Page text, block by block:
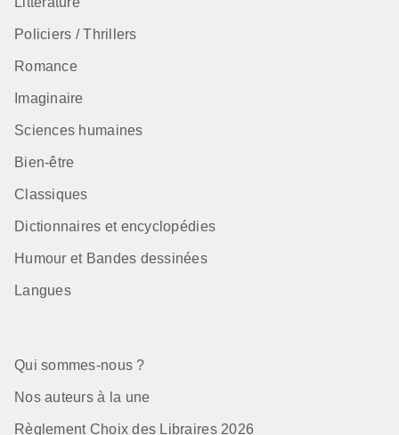
Policiers / Thrillers
Romance
Imaginaire
Sciences humaines
Bien-être
Classiques
Dictionnaires et encyclopédies
Humour et Bandes dessinées
Langues
Qui sommes-nous ?
Nos auteurs à la une
Règlement Choix des Libraires 2026